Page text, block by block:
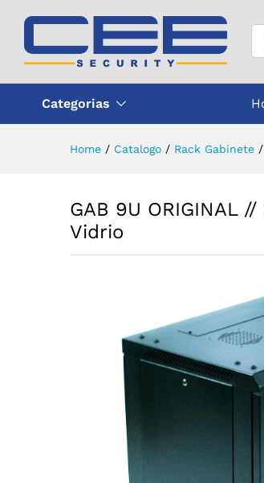
Categorias
Home / Catalogo / Rack Gabinete /
GAB 9U ORIGINAL
Vidrio
GAB 9U